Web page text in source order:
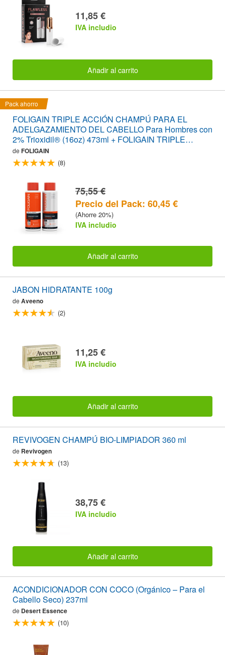
11,85 €
IVA includio
Añadir al carrito
Pack ahorro
FOLIGAIN TRIPLE ACCIÓN CHAMPÚ PARA EL
ADELGAZAMIENTO DEL CABELLO Para Hombres con
2% Trioxidil® (16oz) 473ml + FOLIGAIN TRIPLE
ACCIÓN ACONDICIONADOR PARA EL
ADELGAZAMIENTO DEL CABELLO Para Hombres con
2% Trioxidil® (16oz) 473ml PACK AHORRO
de FOLIGAIN
(8)
75,55 €
Precio del Pack: 60,45 €
(Ahorre 20%)
IVA includio
Añadir al carrito
JABON HIDRATANTE 100g
de Aveeno
(2)
11,25 €
IVA includio
Añadir al carrito
REVIVOGEN CHAMPÚ BIO-LIMPIADOR 360 ml
de Revivogen
(13)
38,75 €
IVA includio
Añadir al carrito
ACONDICIONADOR CON COCO (Orgánico – Para el
Cabello Seco) 237ml
de Desert Essence
(10)